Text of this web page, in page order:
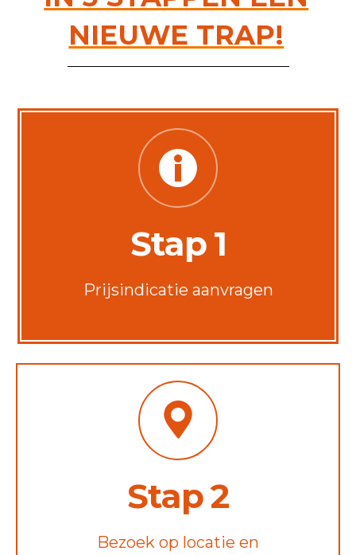
NIEUWE TRAP!
Stap 1
Prijsindicatie aanvragen
Stap 2
Bezoek op locatie en